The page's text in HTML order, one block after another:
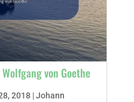
von Goethe
2018|Johann